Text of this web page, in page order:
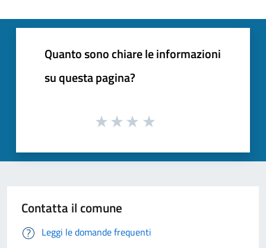
Quanto sono chiare le informazioni
su questa pagina?
Contatta il comune
Leggi le domande frequenti